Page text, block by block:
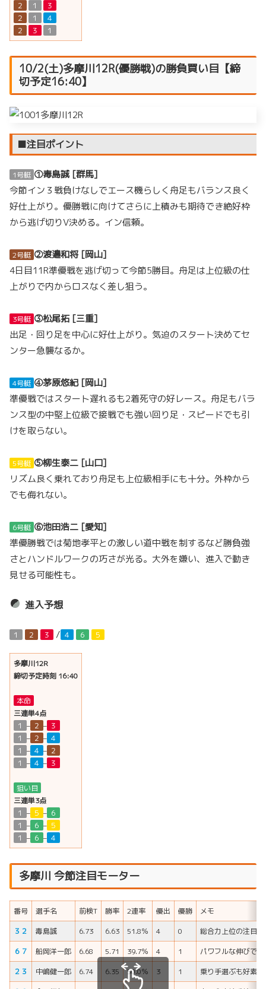
２
１
３
２
１
４
２
３ １
10/2(土)多摩川12R(優勝戦)の勝負買い目【締
切予定16:40】
■注目ポイント
1号艇 ①毒島誠 [群馬]
今節イン３戦負けなしでエース機らしく舟足もバランス良く
好仕上がり。優勝戦に向けてさらに上積みも期待でき絶好枠
から逃げ切りV決める。イン信頼。
2号艇 ②渡邉和将 [岡山]
4日目11R準優戦を逃げ切って今節5勝目。舟足は上位級の仕
上がりで内からロスなく差し狙う。
3号艇 ③松尾拓 [三重]
出足・回り足を中心に好仕上がり。気迫のスタート決めてセ
ンター急襲なるか。
4号艇 ④茅原悠紀 [岡山]
準優戦ではスタート遅れるも2着死守の好レース。舟足もバラ
ンス型の中堅上位級で接戦でも強い回り足・スピードでも引
けを取らない。
5号艇 ⑤柳生泰二 [山口]
リズム良く乗れており舟足も上位級相手にも十分。外枠から
でも侮れない。
6号艇 ⑥池田浩二 [愛知]
準優勝戦では菊地孝平との激しい道中戦を制するなど勝負強
さとハンドルワークの巧さが光る。大外を嫌い、進入で動き
見せる可能性も。
進入予想
１ ２ ３ / ４ ６ ５
多摩川12R
締切予定時刻 16:40
本命
三連単4点
１ – ２ – ３
１ – ２ – ４
１ – ４ – ２
１ – ４ – ３
狙い目
三連単3点
１ – ５ – ６
１ – ６ – ５
１ – ６ – ４
多摩川 今節注目モーター
番号 選手名 前検T 勝率 2連率 優出 優勝
メモ
３２
毒島誠 6.73 6.63 51.8％ 4 0
総合力上位の注目
６７
船岡洋一郎 6.68 5.71 39.7％ 4 1
パワフルな伸びで
２３
中嶋健一郎 6.74 6.35 50.0％ 3 1
乗り手選ぶも好素